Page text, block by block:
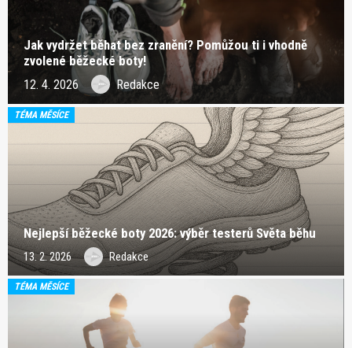
Jak vydržet běhat bez zranění? Pomůžou ti i vhodně
zvolené běžecké boty!
12. 4. 2026 Redakce
TÉMA MĚSÍCE
Nejlepší běžecké boty 2026: výběr testerů Světa běhu
13. 2. 2026 Redakce
TÉMA MĚSÍCE